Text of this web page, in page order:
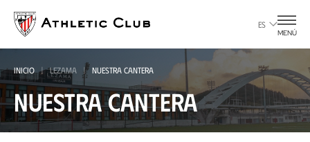
contenido
principal
ES
MENÚ
INICIO LEZAMA NUESTRA CANTERA
Nuestra Cantera